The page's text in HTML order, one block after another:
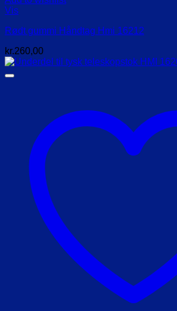
Vis
Rødt gummi Håndtag Hmi 16212
kr.260,00